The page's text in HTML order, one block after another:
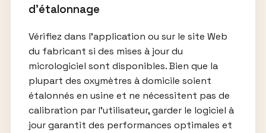
d’étalonnage
Vérifiez dans l’application ou sur le site Web
du fabricant si des mises à jour du
micrologiciel sont disponibles. Bien que la
plupart des oxymètres à domicile soient
étalonnés en usine et ne nécessitent pas de
calibration par l’utilisateur, garder le logiciel à
jour garantit des performances optimales et